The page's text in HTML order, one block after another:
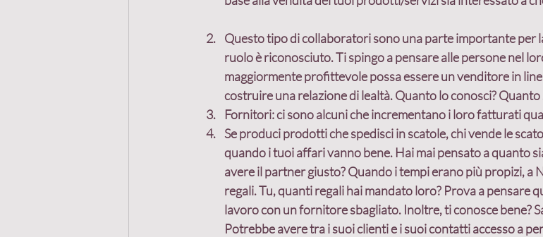
Passaparola Cliente Costruzione relazioni Cliente
Marketing referenziale Condivisione valori Stili
Progetto comune
Questo tipo di collaboratori sono una parte importante per
ruolo è riconosciuto. Ti spingo a pensare alle persone nel
maggiormente profittevole possa essere un venditore in
costruire una relazione di lealtà. Quanto lo conosci? Quanto
Fornitori: ci sono alcuni che incrementano i loro fatturati
Se produci prodotti che spedisci in scatole, chi vende le
quando i tuoi affari vanno bene. Hai mai pensato a quanto
avere il partner giusto? Quando i tempi erano più propizi,
regali. Tu, quanti regali hai mandato loro? Prova a pensare
lavoro con un fornitore sbagliato. Inoltre, ti conosce bene?
Potrebbe avere tra i suoi clienti e i suoi contatti accesso a